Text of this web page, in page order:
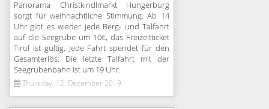
Panorama Christkindlmarkt Hungerburg
sorgt für weihnachtliche Stimmung. Ab 14
Uhr gibt es wieder jede Berg- und Talfahrt
auf die Seegrube um 10€, das Freizeitticket
Tirol ist gültig. Jede Fahrt spendet für den
Gesamterlös. Die letzte Talfahrt mit der
Seegrubenbahn ist um 19 Uhr.
Thursday, 12. December 2019